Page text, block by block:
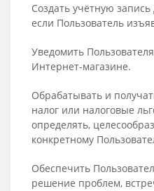
Создать учётную
если Пользователь
Уведомить
Интернет-магазине.
Обрабатывать и
налог или налоговые
определять,
конкретному
Обеспечить
решение проблем,